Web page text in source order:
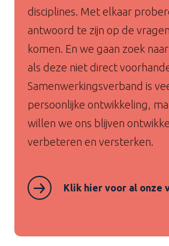
disciplines. Met elkaar
antwoord te zijn op de
komen. En we gaan zoek
als deze niet direct
Samenwerkingsverband is
persoonlijke ontwikkeling,
willen we ons blijven
verbeteren en versterken.
Klik hier voor al onze